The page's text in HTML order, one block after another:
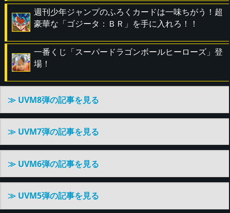
週刊少年ジャンプのふろくカードは一味ちがう！超
豪華な「ゴジータ：ＢＲ」を手に入れろ！！
一番くじ「スーパードラゴンボールヒーローズ」登
場！
≫ UVM8弾の記事を見る
≫ UVM7弾の記事を見る
≫ UVM6弾の記事を見る
≫ UVM5弾の記事を見る